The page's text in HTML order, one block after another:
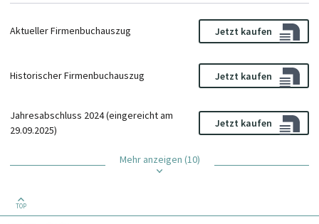
Aktueller Firmenbuchauszug Jetzt kaufen
Historischer Firmenbuchauszug Jetzt kaufen
Jahresabschluss 2024 (eingereicht am
29.09.2025)
Jetzt kaufen
Mehr anzeigen (10)
TOP